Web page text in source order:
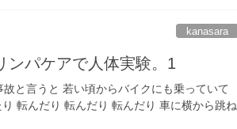
kanasara
ンパケアで人体実験。1
と言うと 若い頃からバイクにも乗っていて
転んだり 転んだり 転んだり 車に横から跳ね